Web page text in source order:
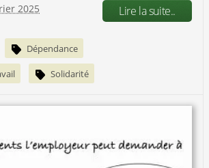
2025 Lire la suite..
Dépendance
Solidarité